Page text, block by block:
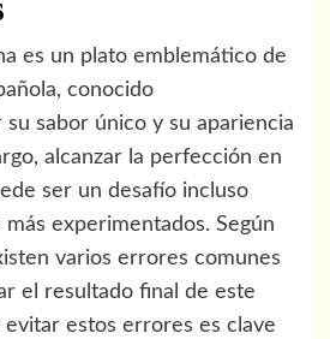
es un plato emblemático de
conocido
sabor único y su apariencia
alcanzar la perfección en
ser un desafío incluso
experimentados. Según
varios errores comunes
el resultado final de este
estos errores es clave